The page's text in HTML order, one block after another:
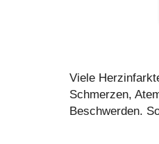
Viele
Schmerzen,
Beschwerden.